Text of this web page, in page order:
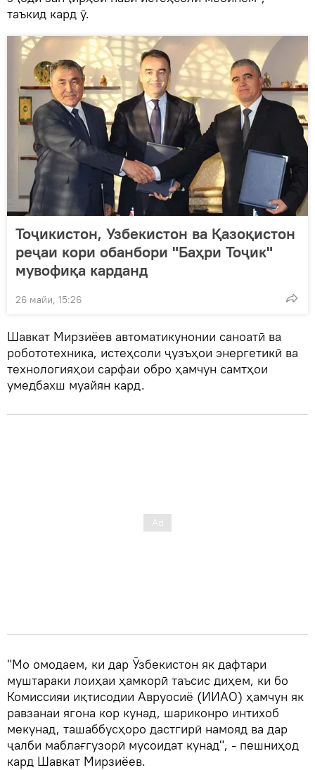
таъкид кард ӯ.
Тоҷикистон, Узбекистон ва Қазоқистон
реҷаи кори обанбори "Баҳри Тоҷик"
мувофиқа карданд
26 майи, 15:26
Шавкат Мирзиёев автоматикунонии саноатӣ ва
робототехника, истеҳсоли ҷузъҳои энергетикӣ ва
технологияҳои сарфаи обро ҳамчун самтҳои
умедбахш муайян кард.
"Мо омодаем, ки дар Ӯзбекистон як дафтари
муштараки лоиҳаи ҳамкорӣ таъсис диҳем, ки бо
Комиссияи иқтисодии Авруосиё (ИИАО) ҳамчун як
равзанаи ягона кор кунад, шариконро интихоб
мекунад, ташаббусҳоро дастгирӣ намояд ва дар
ҷалби маблағгузорӣ мусоидат кунад", - пешниҳод
кард Шавкат Мирзиёев.